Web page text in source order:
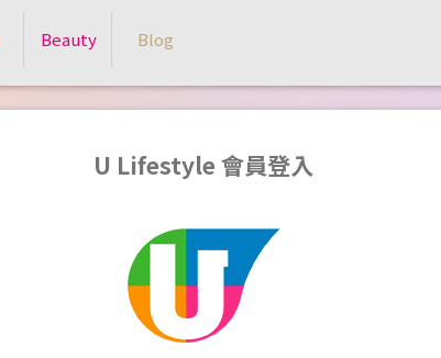
Beauty Blog
U Lifestyle 會員登入